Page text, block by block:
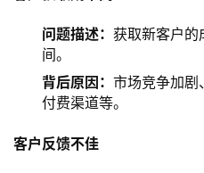
问题描述： 获取新客户的
间。
背后原因： 市场竞争加剧
付费渠道等。
客户反馈不佳